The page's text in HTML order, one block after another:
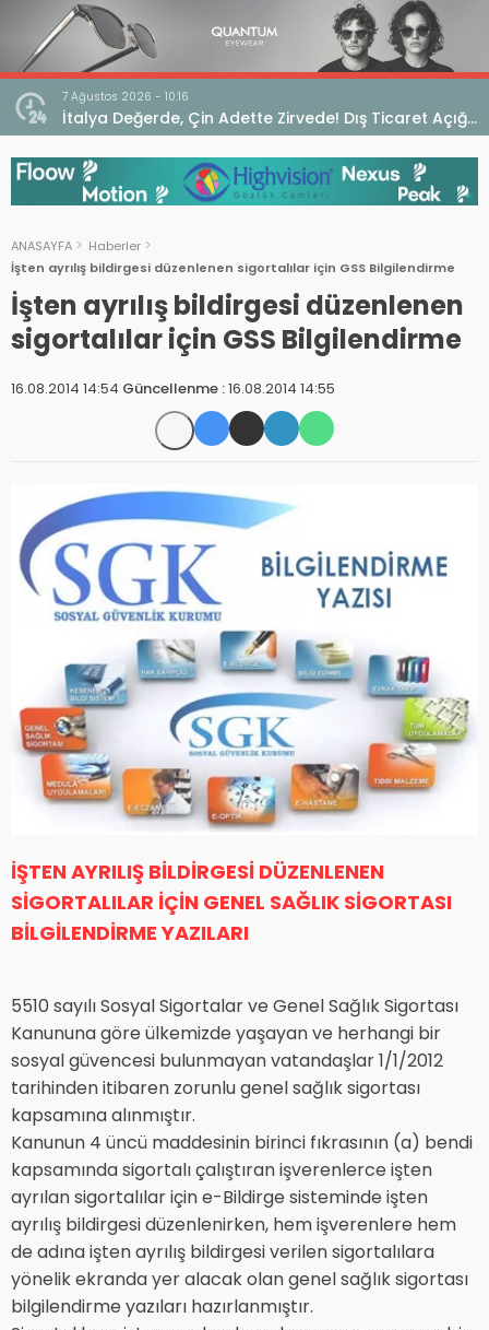
7 Ağustos 2026 - 10:16
İtalya Değerde, Çin Adette Zirvede! Dış Ticaret Açığı
Devam Ediyor
ANASAYFA
Haberler
İşten ayrılış bildirgesi düzenlenen sigortalılar için GSS Bilgilendirme
İşten ayrılış bildirgesi düzenlenen
sigortalılar için GSS Bilgilendirme
16.08.2014 14:54 Güncellenme :16.08.2014 14:55
İŞTEN AYRILIŞ BİLDİRGESİ DÜZENLENEN
SİGORTALILAR İÇİN GENEL SAĞLIK SİGORTASI
BİLGİLENDİRME YAZILARI
5510 sayılı Sosyal Sigortalar ve Genel Sağlık Sigortası
Kanununa göre ülkemizde yaşayan ve herhangi bir
sosyal güvencesi bulunmayan vatandaşlar 1/1/2012
tarihinden itibaren zorunlu genel sağlık sigortası
kapsamına alınmıştır.
Kanunun 4 üncü maddesinin birinci fıkrasının (a) bendi
kapsamında sigortalı çalıştıran işverenlerce işten
ayrılan sigortalılar için e-Bildirge sisteminde işten
ayrılış bildirgesi düzenlenirken, hem işverenlere hem
de adına işten ayrılış bildirgesi verilen sigortalılara
yönelik ekranda yer alacak olan genel sağlık sigortası
bilgilendirme yazıları hazırlanmıştır.